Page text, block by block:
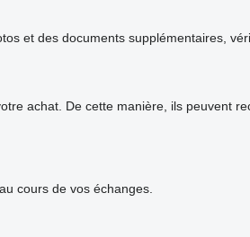
et des documents supplémentaires,
achat. De cette manière, ils peuvent
cours de vos échanges.